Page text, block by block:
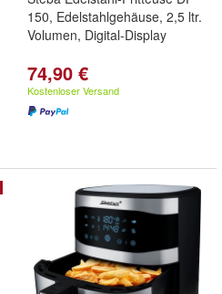
150, Edelstahlgehäuse, 2,5 ltr.
Volumen, Digital-Display
74,90 €
Kostenloser Versand